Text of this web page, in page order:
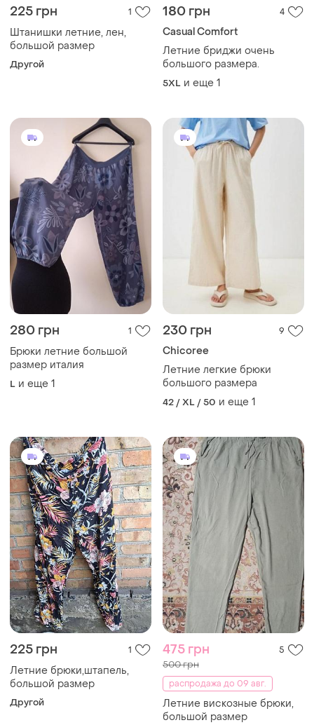
225 грн 1
Штанишки летние, лен,
большой размер
Другой
180 грн 4
Casual Comfort
Летние бриджи очень
большого размера.
5XL и еще 1
280 грн 1
Брюки летние большой
размер италия
L и еще 1
230 грн 9
Chicoree
Летние легкие брюки
большого размера
42 / XL / 50 и еще 1
225 грн 1
Летние брюки,штапель,
большой размер
Другой
475 грн 5
500 грн
распродажа до 09 авг.
Летние вискозные брюки,
большой размер